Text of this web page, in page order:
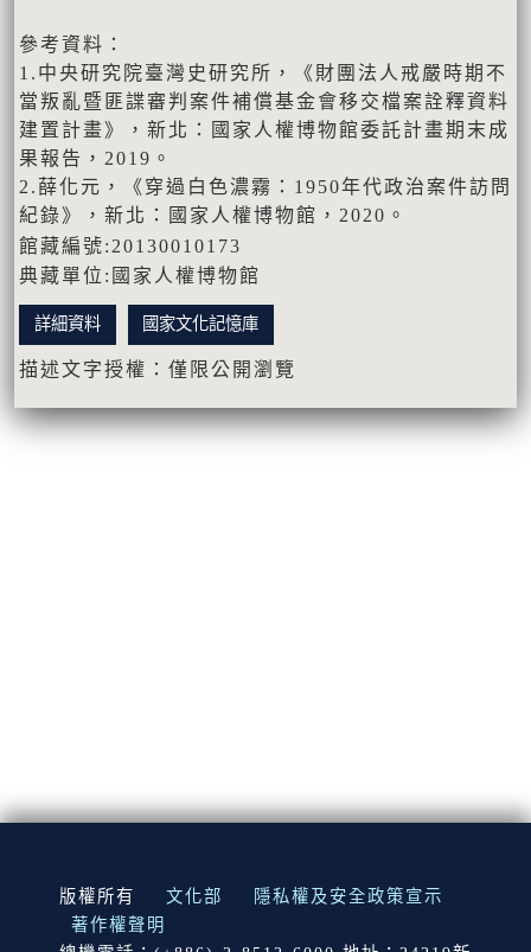
參考資料：
1.中央研究院臺灣史研究所，《財團法人戒嚴時期不
當叛亂暨匪諜審判案件補償基金會移交檔案詮釋資料
建置計畫》，新北：國家人權博物館委託計畫期末成
果報告，2019。
2.薛化元，《穿過白色濃霧：1950年代政治案件訪問
紀錄》，新北：國家人權博物館，2020。
館藏編號:20130010173
典藏單位:國家人權博物館
詳細資料 國家文化記憶庫
描述文字授權：僅限公開瀏覽
:::
版權所有 文化部
隱私權及安全政策宣示
著作權聲明